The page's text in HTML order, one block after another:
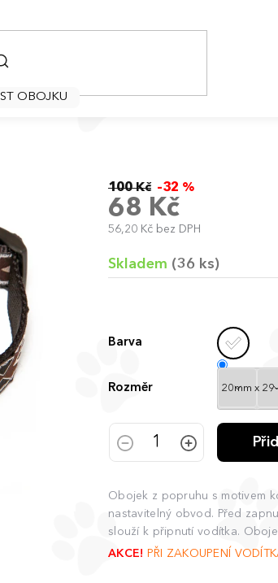
OBOJKU
100 Kč –32 %
68 Kč
56,20 Kč bez DPH
Měrná
Skladem (36 ks)
Barva
Rozměr
Obojek z popruhu s motivem
nastavitelný obvod. Před
slouží k připnutí vodítka.
AKCE! PŘI ZAKOUPENÍ